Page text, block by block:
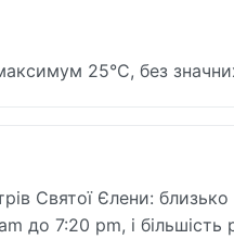
25°C, без
Святої Єлени:
7:20 pm, і більшість